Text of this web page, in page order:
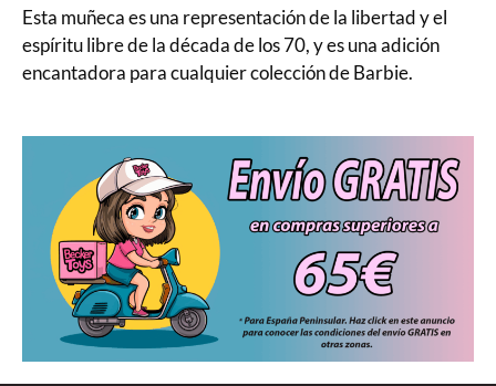
Esta muñeca es una representación de la libertad y el
espíritu libre de la década de los 70, y es una adición
encantadora para cualquier colección de Barbie.